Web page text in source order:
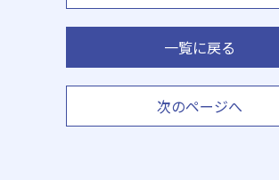
一覧に戻る
次のページへ